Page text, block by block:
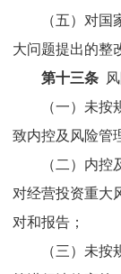
（五）对国
大问题提出的整
第十三条
（一）未
致内控及风险管
（二）内
对经营投资重大
对和报告；
（三）未